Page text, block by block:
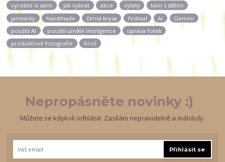
vyrobte si sami
jak vybrat akce výlety
kam s dětmi
jarmarky
handmade černá krysa festival AI
Gemini
použití AI
použití umělé inteligence
úprava fotek
produktové fotografie
brož
Nepropásněte novinky :)
Můžete se kdykoli odhlásit. Zasílám nepravidelně a málokdy.
Přihlásit se